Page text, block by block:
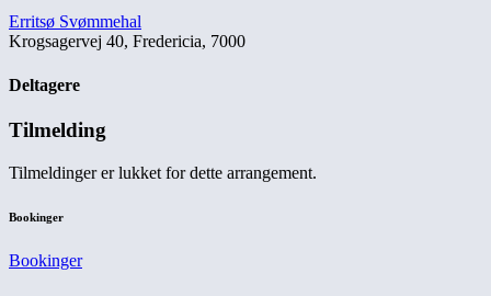
Erritsø Svømmehal
Krogsagervej 40, Fredericia, 7000
Deltagere
Tilmelding
Tilmeldinger er lukket for dette arrangement.
Bookinger
Bookinger